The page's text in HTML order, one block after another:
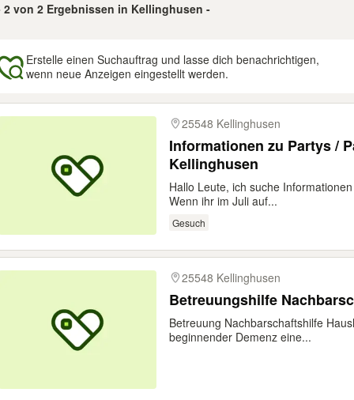
2 von 2 Ergebnissen in Kellinghusen -
Erstelle einen Suchauftrag und lasse dich benachrichtigen,
wenn neue Anzeigen eingestellt werden.
25548 Kellinghusen
Informationen zu Partys /
Kellinghusen
Hallo Leute, ich suche
Wenn ihr im Juli auf...
Gesuch
25548 Kellinghusen
Betreuungshilfe
Betreuung Nachbarschaftshilfe
beginnender Demenz eine...